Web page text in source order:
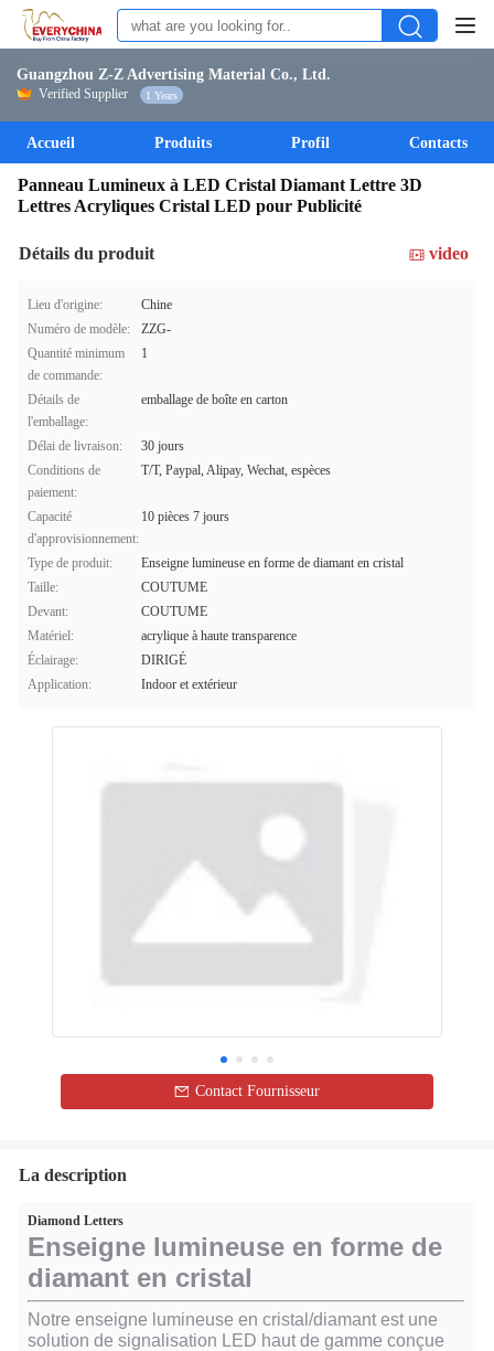
Guangzhou Z-Z Advertising Material Co., Ltd.
Verified Supplier 1 Years
Accueil Produits Profil Contacts
Panneau Lumineux à LED Cristal Diamant Lettre 3D
Lettres Acryliques Cristal LED pour Publicité
Détails du produit video
Lieu d'origine:
Chine
Numéro de modèle:
ZZG-
Quantité minimum
de commande:
1
Détails de
l'emballage:
emballage de boîte en carton
Délai de livraison:
30 jours
Conditions de
paiement:
T/T, Paypal, Alipay, Wechat, espèces
Capacité
d'approvisionnement:
10 pièces 7 jours
Type de produit:
Enseigne lumineuse en forme de diamant en cristal
Taille:
COUTUME
Devant:
COUTUME
Matériel:
acrylique à haute transparence
Éclairage:
DIRIGÉ
Application:
Indoor et extérieur
Contact Fournisseur
La description
Diamond Letters
Enseigne lumineuse en forme de
diamant en cristal
Notre enseigne lumineuse en cristal/diamant est une
solution de signalisation LED haut de gamme conçue